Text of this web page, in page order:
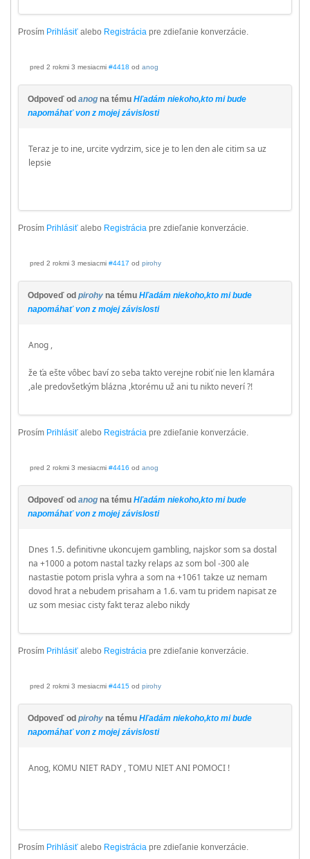
Prosím Prihlásiť alebo Registrácia pre zdieľanie konverzácie.
pred 2 rokmi 3 mesiacmi #4418 od anog
Odpoveď od anog na tému Hľadám niekoho,kto mi bude
napomáhať von z mojej závislosti
Teraz je to ine, urcite vydrzim, sice je to len den ale citim sa uz
lepsie
Prosím Prihlásiť alebo Registrácia pre zdieľanie konverzácie.
pred 2 rokmi 3 mesiacmi #4417 od pirohy
Odpoveď od pirohy na tému Hľadám niekoho,kto mi bude
napomáhať von z mojej závislosti
Anog ,
že ťa ešte vôbec baví zo seba takto verejne robiť nie len klamára
,ale predovšetkým blázna ,ktorému už ani tu nikto neverí ?!
Prosím Prihlásiť alebo Registrácia pre zdieľanie konverzácie.
pred 2 rokmi 3 mesiacmi #4416 od anog
Odpoveď od anog na tému Hľadám niekoho,kto mi bude
napomáhať von z mojej závislosti
Dnes 1.5. definitivne ukoncujem gambling, najskor som sa dostal
na +1000 a potom nastal tazky relaps az som bol -300 ale
nastastie potom prisla vyhra a som na +1061 takze uz nemam
dovod hrat a nebudem prisaham a 1.6. vam tu pridem napisat ze
uz som mesiac cisty fakt teraz alebo nikdy
Prosím Prihlásiť alebo Registrácia pre zdieľanie konverzácie.
pred 2 rokmi 3 mesiacmi #4415 od pirohy
Odpoveď od pirohy na tému Hľadám niekoho,kto mi bude
napomáhať von z mojej závislosti
Anog, KOMU NIET RADY , TOMU NIET ANI POMOCI !
Prosím Prihlásiť alebo Registrácia pre zdieľanie konverzácie.